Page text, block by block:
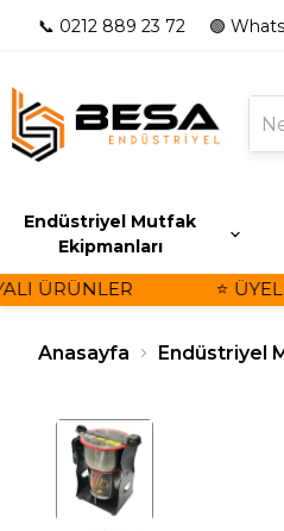
📞 0212 889 23 72 🟢
Endüstriyel Mutfak
Ekipmanları
⭐
Anasayfa Endüstriyel